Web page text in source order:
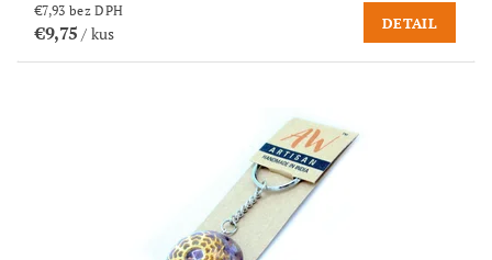
€7,93 bez DPH
€9,75/ kus
DETAIL